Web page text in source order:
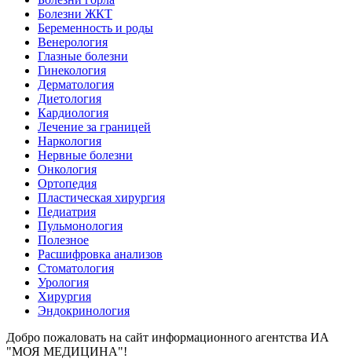
Болезни ЖКТ
Беременность и роды
Венерология
Глазные болезни
Гинекология
Дерматология
Диетология
Кардиология
Лечение за границей
Наркология
Нервные болезни
Онкология
Ортопедия
Пластическая хирургия
Педиатрия
Пульмонология
Полезное
Расшифровка анализов
Стоматология
Урология
Хирургия
Эндокринология
Добро пожаловать на сайт информационного агентства ИА
"МОЯ МЕДИЦИНА"!